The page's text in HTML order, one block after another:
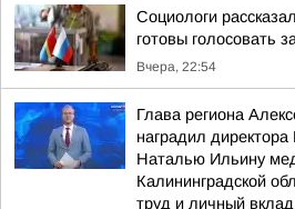
Социологи
готовы голосовать
Вчера, 22:54
Глава региона
наградил
Наталью Ильину
Калининградской
труд и личный